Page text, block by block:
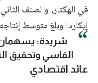
إيكاردا وبلغ متوسط إنتاجه 6479 كغ في الهكتار.
شريدة: يسهمان
القاسي وتحقيق
عائد اقتصادي